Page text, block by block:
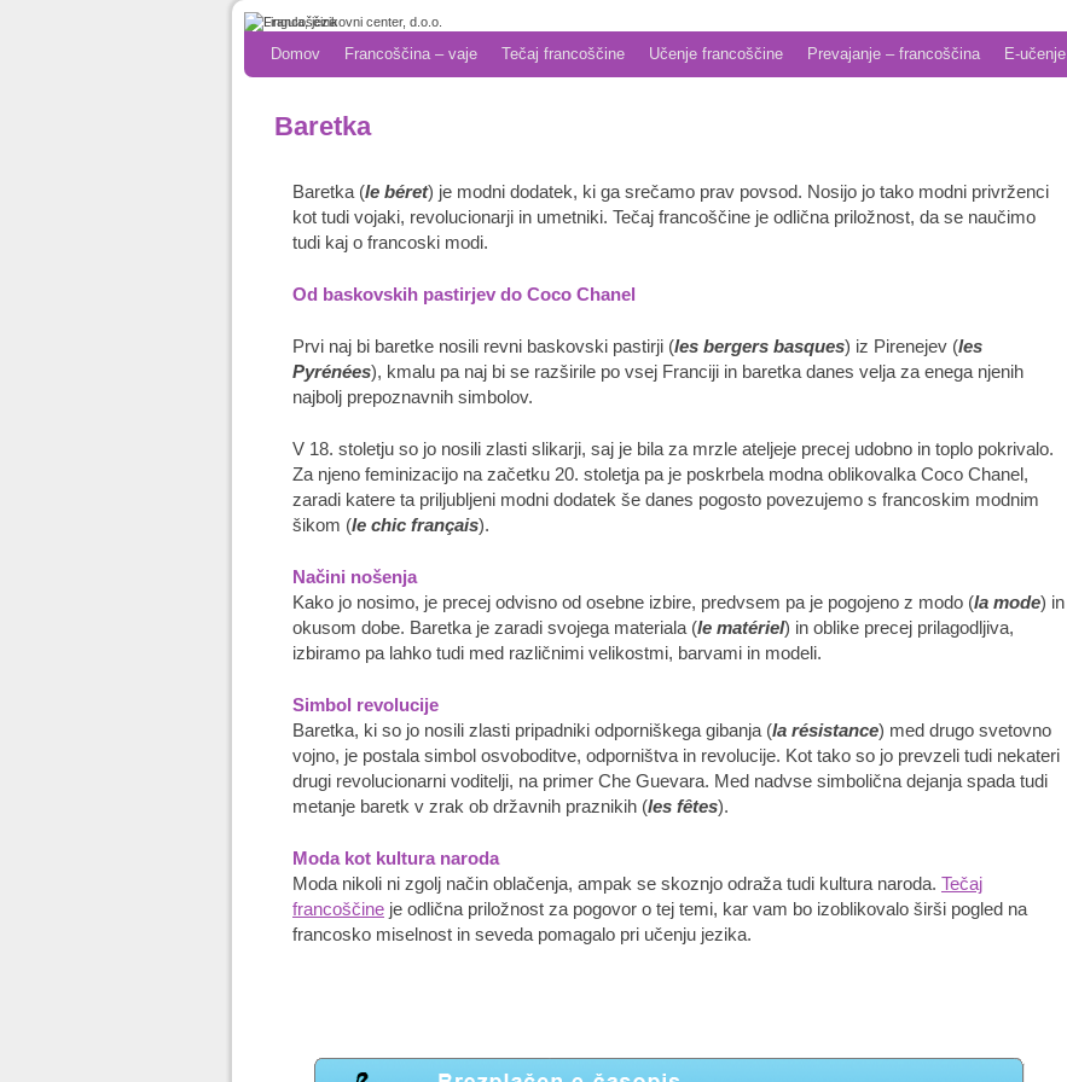
Domov Francoščina – vaje Tečaj francoščine Učenje francoščine Prevajanje – francoščina E-učenje
Baretka
Baretka (le béret) je modni dodatek, ki ga srečamo prav povsod. Nosijo jo tako modni privrženci
kot tudi vojaki, revolucionarji in umetniki. Tečaj francoščine je odlična priložnost, da se naučimo
tudi kaj o francoski modi.
Od baskovskih pastirjev do Coco Chanel
Prvi naj bi baretke nosili revni baskovski pastirji (les bergers basques) iz Pirenejev (les
Pyrénées), kmalu pa naj bi se razširile po vsej Franciji in baretka danes velja za enega njenih
najbolj prepoznavnih simbolov.
V 18. stoletju so jo nosili zlasti slikarji, saj je bila za mrzle ateljeje precej udobno in toplo pokrivalo.
Za njeno feminizacijo na začetku 20. stoletja pa je poskrbela modna oblikovalka Coco Chanel,
zaradi katere ta priljubljeni modni dodatek še danes pogosto povezujemo s francoskim modnim
šikom (le chic français).
Načini nošenja
Kako jo nosimo, je precej odvisno od osebne izbire, predvsem pa je pogojeno z modo (la mode) in
okusom dobe. Baretka je zaradi svojega materiala (le matériel) in oblike precej prilagodljiva,
izbiramo pa lahko tudi med različnimi velikostmi, barvami in modeli.
Simbol revolucije
Baretka, ki so jo nosili zlasti pripadniki odporniškega gibanja (la résistance) med drugo svetovno
vojno, je postala simbol osvoboditve, odporništva in revolucije. Kot tako so jo prevzeli tudi nekateri
drugi revolucionarni voditelji, na primer Che Guevara. Med nadvse simbolična dejanja spada tudi
metanje baretk v zrak ob državnih praznikih (les fêtes).
Moda kot kultura naroda
Moda nikoli ni zgolj način oblačenja, ampak se skoznjo odraža tudi kultura naroda. Tečaj
francoščine je odlična priložnost za pogovor o tej temi, kar vam bo izoblikovalo širši pogled na
francosko miselnost in seveda pomagalo pri učenju jezika.